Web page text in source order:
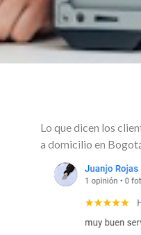
Lo que dicen los
a domicilio en